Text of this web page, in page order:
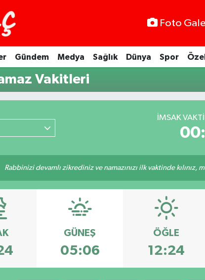
Foto
Gündem Medya Sağlık Dünya Spor
Vakitleri
İMSAK
Rabbinizi devamlı zikrediniz ve namazınızı ilk vaktinde
GÜNEŞ
05:06
ÖĞLE
12:24